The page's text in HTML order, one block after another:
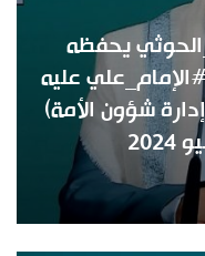
يحفظه
عليه
شؤون الأمة)